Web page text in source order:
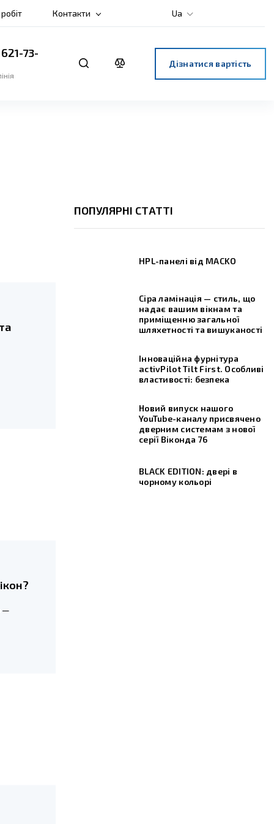
Контакти Ua
73-
Дізнатися вартість
—
ПОПУЛЯРНІ СТАТТІ
HPL-панелі від MACKO
Сіра ламінація — стиль, що
надає вашим вікнам та
приміщенню загальної
шляхетності та вишуканості
Інноваційна фурнітура
activPilot Tilt First. Особливі
властивості: безпека
Новий випуск нашого
YouTube-каналу присвячено
дверним системам з нової
серії Віконда 76
BLACK EDITION: двері в
чорному кольорі